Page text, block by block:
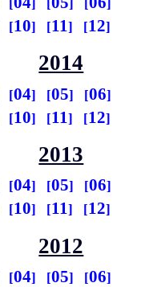
10 11 12
2014
04 05
06
10 11 12
2013
04 05
06
10 11 12
2012
04 05
06